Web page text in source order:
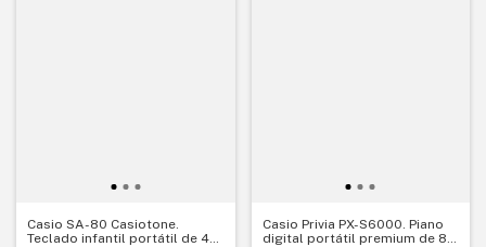
Casio SA-80 Casiotone.
Teclado infantil portátil de 44
Casio Privia PX-S6000. Piano
digital portátil premium de 88